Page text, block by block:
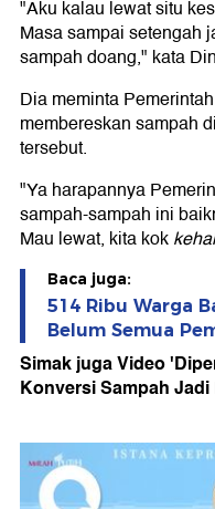
"Aku kalau lewat situ
Masa sampai setengah
sampah doang," kata
Dia meminta
membereskan sampah
tersebut.
"Ya harapannya
sampah-sampah ini
Mau lewat, kita kok
Baca juga:
514 Ribu Warga
Belum Semua
Simak juga Video
Konversi Sampah